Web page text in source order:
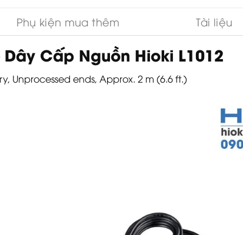
Phụ kiện mua thêm Tài liệu
Dây Cấp Nguồn Hioki L1012
Unprocessed ends, Approx. 2 m (6.6 ft.)